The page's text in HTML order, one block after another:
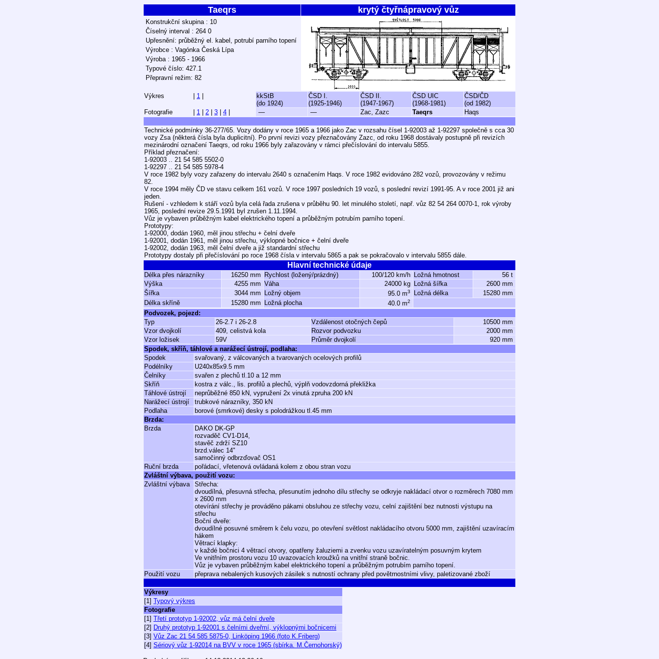
Taeqrs krytý čtyřnápravový vůz
Konstrukční skupina : 10
Číselný interval : 264 0
Upřesnění: průběžný el. kabel, potrubí parního topení
Výrobce : Vagónka Česká Lípa
Výroba : 1965 - 1966
Typové číslo: 427.1
Přepravní režim: 82
Výkres 1
kkStB
(do 1924)
ČSD I.
(1925-1946)
ČSD II.
(1947-1967)
ČSD UIC
(1968-1981)
ČSD/ČD
(od 1982)
Fotografie
1 2 3 4 — — Zac, Zazc Taeqrs Haqs
Technické podmínky 36-277/65. Vozy dodány v roce 1965 a 1966 jako Zac v rozsahu čísel 1-92003 až 1-92297 společně s cca 30
vozy Zsa (některá čísla byla duplicitní). Po první revizi vozy přeznačovány Zazc, od roku 1968 dostávaly postupně při revizích
mezinárodní označení Taeqrs, od roku 1966 byly zařazovány v rámci přečíslování do intervalu 5855.
Příklad přeznačení:
1-92003 .. 21 54 585 5502-0
1-92297 .. 21 54 585 5978-4
V roce 1982 byly vozy zařazeny do intervalu 2640 s označením Haqs. V roce 1982 evidováno 282 vozů, provozovány v režimu
82.
V roce 1994 měly ČD ve stavu celkem 161 vozů. V roce 1997 posledních 19 vozů, s poslední revizí 1991-95. A v roce 2001 již ani
jeden.
Rušení - vzhledem k stáří vozů byla celá řada zrušena v průběhu 90. let minulého století, např. vůz 82 54 264 0070-1, rok výroby
1965, poslední revize 29.5.1991 byl zrušen 1.11.1994.
Vůz je vybaven průběžným kabel elektrického topení a průběžným potrubím parního topení.
Prototypy:
1-92000, dodán 1960, měl jinou střechu + čelní dveře
1-92001, dodán 1961, měl jinou střechu, výklopné bočnice + čelní dveře
1-92002, dodán 1963, měl čelní dveře a již standardní střechu
Prototypy dostaly při přečíslování po roce 1968 čísla v intervalu 5865 a pak se pokračovalo v intervalu 5855 dále.
Hlavní technické údaje
Délka přes nárazníky 16250 mm Rychlost (ložený/prázdný) 100/120 km/h Ložná hmotnost
56 t
Výška
4255 mm Váha 24000 kg Ložná šířka
2600 mm
Šířka
3044 mm Ložný objem 95.0 m3 Ložná délka
15280 mm
Délka skříně
15280 mm Ložná plocha 40.0 m2
Podvozek, pojezd:
Typ
26-2.7 i 26-2.8 Vzdálenost otočných čepů
10500 mm
Vzor dvojkolí
409, celistvá kola Rozvor podvozku
2000 mm
Vzor ložisek
59V Průměr dvojkolí
920 mm
Spodek, skříň, táhlové a narážecí ústrojí, podlaha:
Spodek
svařovaný, z válcovaných a tvarovaných ocelových profilů
Podélníky
U240x85x9.5 mm
Čelníky
svařen z plechů tl.10 a 12 mm
Skříň
kostra z válc., lis. profilů a plechů, výplň vodovzdorná překližka
Táhlové ústrojí
neprůběžné 850 kN, vypružení 2x vinutá zpruha 200 kN
Narážecí ústrojí
trubkové nárazníky, 350 kN
Podlaha
borové (smrkové) desky s polodrážkou tl.45 mm
Brzda:
Brzda
DAKO DK-GP
rozvaděč CV1-D14,
stavěč zdrží SZ10
brzd.válec 14"
samočinný odbrzďovač OS1
Ruční brzda
pořádací, vřetenová ovládaná kolem z obou stran vozu
Zvláštní výbava, použití vozu:
Zvláštní výbava
Střecha:
dvoudílná, přesuvná střecha, přesunutím jednoho dílu střechy se odkryje nakládací otvor o rozměrech 7080 mm
x 2600 mm
otevírání střechy je prováděno pákami obsluhou ze střechy vozu, celní zajištění bez nutnosti výstupu na
střechu
Boční dveře:
dvoudílné posuvné směrem k čelu vozu, po otevření světlost nakládacího otvoru 5000 mm, zajištění uzavíracím
hákem
Větrací klapky:
v každé bočnici 4 větrací otvory, opatřeny žaluziemi a zvenku vozu uzavíratelným posuvným krytem
Ve vnitřním prostoru vozu 10 uvazovacích kroužků na vnitřní straně bočnic.
Vůz je vybaven průběžným kabel elektrického topení a průběžným potrubím parního topení.
Použití vozu
přeprava nebalených kusových zásilek s nutností ochrany před povětrnostními vlivy, paletizované zboží
Výkresy
[1] Typový výkres
Fotografie
[1] Třetí prototyp 1-92002, vůz má čelní dveře
[2] Druhý prototyp 1-92001 s čelními dveřmí, výklopnými bočnicemi
[3] Vůz Zac 21 54 585 5875-0, Linköping 1966 (foto K.Friberg)
[4] Sériový vůz 1-92014 na BVV v roce 1965 (sbírka. M.Černohorský)